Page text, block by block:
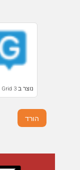
נוצר ב Grid 3
הורד